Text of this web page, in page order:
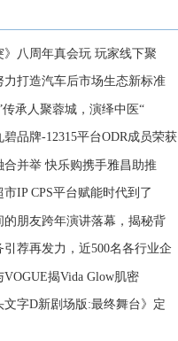
》八周年真会玩 玩家线下聚
力打造汽车后市场生态新标准
传承人聚蓉城，演绎中医“
碧品牌-12315平台ODR成员荣获
合并举 快乐购携手雅昌助推
IP CPS平台赋能时代到了
的朋友跨年演讲落幕，揭秘背
引荐再发力，近500名各行业企
VOGUE揭Vida Glow肌密
文字D新剧场版:最终舞台》定